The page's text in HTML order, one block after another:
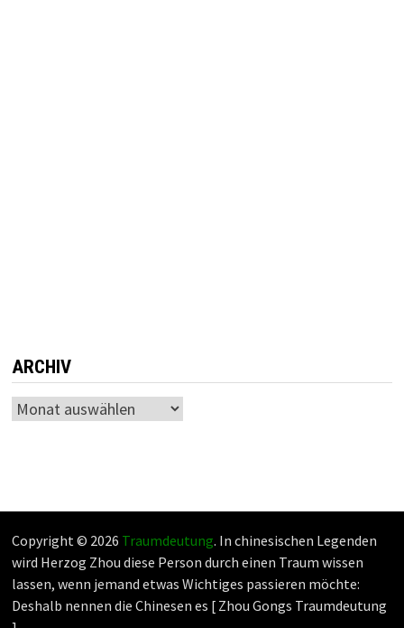
ARCHIV
Archiv
Copyright © 2026 Traumdeutung. In chinesischen Legenden
wird Herzog Zhou diese Person durch einen Traum wissen
lassen, wenn jemand etwas Wichtiges passieren möchte:
Deshalb nennen die Chinesen es [ Zhou Gongs Traumdeutung